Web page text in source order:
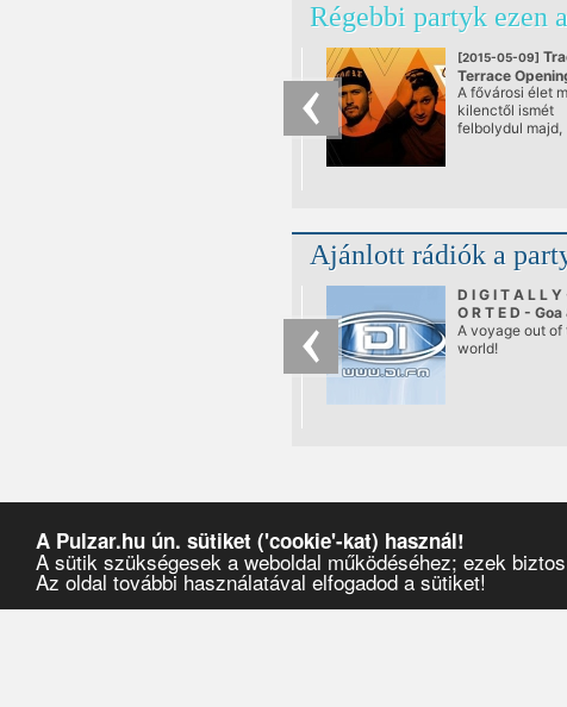
A Pulzar.hu ún. sütiket ('cookie'-kat) használ!
A sütik szükségesek a weboldal működéséhez; ezek
Az oldal további használatával elfogadod a sütiket!
Régebbi partyk ezen
[2015-05-09]
Terrace
Fiesta
@ Track Terrace
A fővárosi élet
kilenctől ismét
felbolydul majd,
meg kapuit a
Lágymányosi
oldalán a Track
Terrace, immár
másodjára.
Ajánlott rádiók a
D I G I T A L L Y
O R T E D - Goa
Psychedelic
A voyage out of
world!